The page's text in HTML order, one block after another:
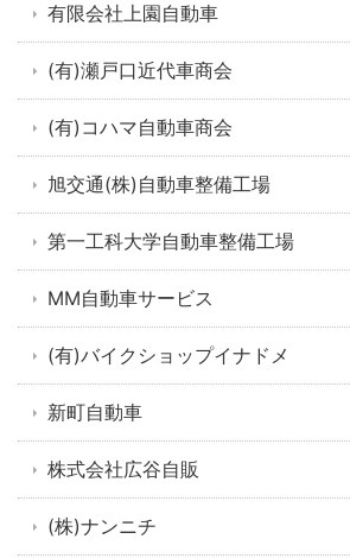
有限会社上園自動車
(有)瀬戸口近代車商会
(有)コハマ自動車商会
旭交通(株)自動車整備工場
第一工科大学自動車整備工場
MM自動車サービス
(有)バイクショップイナドメ
新町自動車
株式会社広谷自販
(株)ナンニチ